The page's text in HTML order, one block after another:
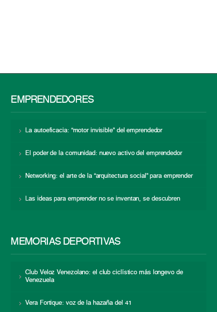
EMPRENDEDORES
La autoeficacia: “motor invisible” del emprendedor
El poder de la comunidad: nuevo activo del emprendedor
Networking: el arte de la “arquitectura social” para emprender
Las ideas para emprender no se inventan, se descubren
MEMORIAS DEPORTIVAS
Club Veloz Venezolano: el club ciclístico más longevo de
Venezuela
Vera Fortique: voz de la hazaña del 41